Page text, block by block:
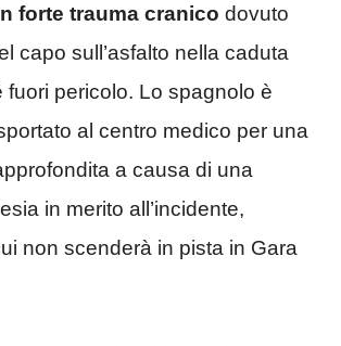
forte trauma cranico dovuto
capo sull’asfalto nella caduta
fuori pericolo. Lo spagnolo è
al centro medico per una
a causa di una
in merito all’incidente,
non scenderà in pista in Gara